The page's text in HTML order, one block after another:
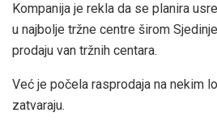
Kompanija je rekla da se planira
u najbolje tržne centre širom
prodaju van tržnih centara.
Već je počela rasprodaja na nekim
zatvaraju.